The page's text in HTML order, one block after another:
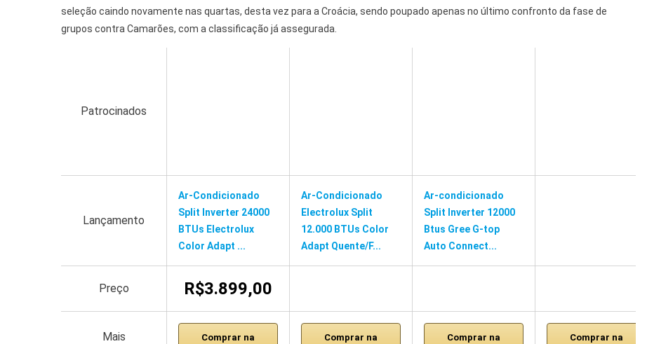
seleção caindo novamente nas quartas, desta vez para a Croácia, sendo poupado apenas no último confronto da fase de
grupos contra Camarões, com a classificação já assegurada.
Patrocinados
Lançamento
Ar-Condicionado
Split Inverter 24000
BTUs Electrolux
Color Adapt ...
Ar-Condicionado
Electrolux Split
12.000 BTUs Color
Adapt Quente/F...
Ar-condicionado
Split Inverter 12000
Btus Gree G-top
Auto Connect...
Preço R$3.899,00
Mais
Comprar na
Comprar na
Comprar na
Comprar na